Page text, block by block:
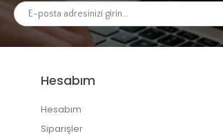
Hesabım
Hesabım
Siparişler